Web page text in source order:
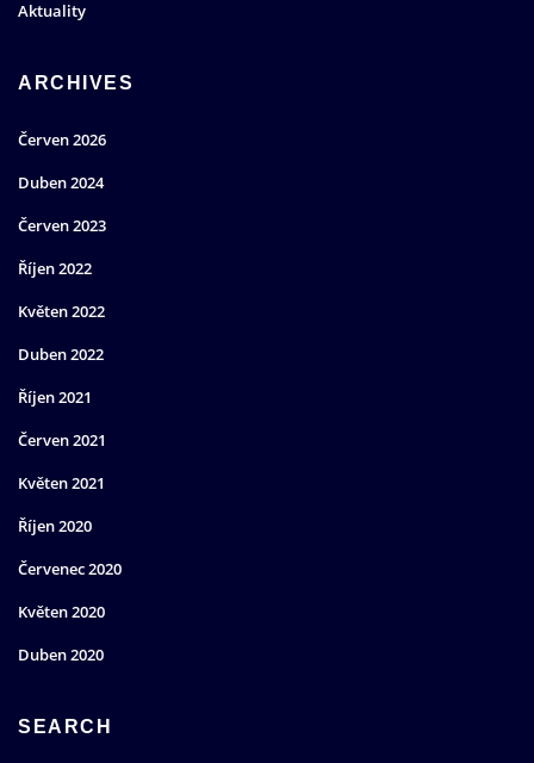
Aktuality
ARCHIVES
Červen 2026
Duben 2024
Červen 2023
Říjen 2022
Květen 2022
Duben 2022
Říjen 2021
Červen 2021
Květen 2021
Říjen 2020
Červenec 2020
Květen 2020
Duben 2020
SEARCH